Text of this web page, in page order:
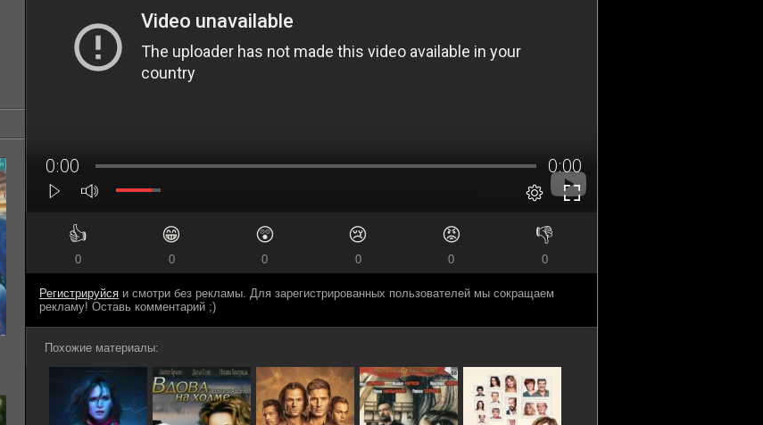
👍
0
😁
0
😲
0
😢
0
😡
0
👎
0
Регистрируйся и смотри без рекламы. Для зарегистрированных пользователей мы сокращаем
рекламу! Оставь комментарий ;)
Похожие материалы: